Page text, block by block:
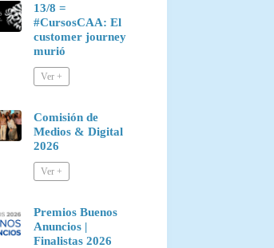
13/8 =
#CursosCAA: El
customer journey
murió
Comisión de
Medios & Digital
2026
Premios Buenos
Anuncios |
Finalistas 2026